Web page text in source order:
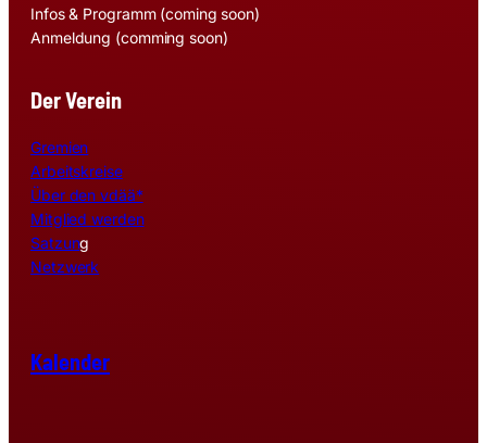
Infos & Programm (coming soon)
Anmeldung (comming soon)
Der Verein
Gremien
Arbeitskreise
Über den vdää*
Mitglied werden
Satzung
Netzwerk
Kalender